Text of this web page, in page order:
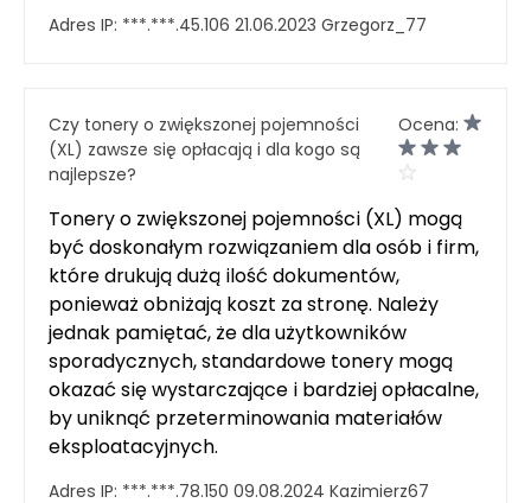
Adres IP: ***.***.45.106 21.06.2023 Grzegorz_77
Czy tonery o zwiększonej pojemności
(XL) zawsze się opłacają i dla kogo są
najlepsze?
Ocena:
Tonery o zwiększonej pojemności (XL) mogą
być doskonałym rozwiązaniem dla osób i firm,
które drukują dużą ilość dokumentów,
ponieważ obniżają koszt za stronę. Należy
jednak pamiętać, że dla użytkowników
sporadycznych, standardowe tonery mogą
okazać się wystarczające i bardziej opłacalne,
by uniknąć przeterminowania materiałów
eksploatacyjnych.
Adres IP: ***.***.78.150 09.08.2024 Kazimierz67